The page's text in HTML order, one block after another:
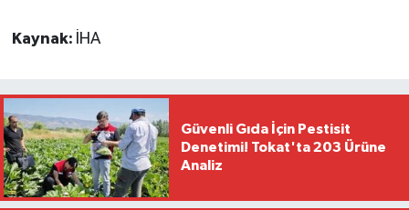
Kaynak: İHA
Güvenli Gıda İçin Pestisit
Denetimi! Tokat'ta 203 Ürüne
Analiz